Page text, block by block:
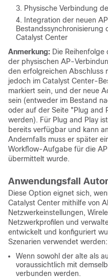
Physische Verbindung
Integration der neuen
Bestandssynchronisierung
Catalyst Center
Anmerkung: Die
der physischen AP-
den erfolgreichen Abschluss
jedoch im Catalyst Center-
markiert sein, und der neue
sein (entweder im Bestand
oder auf der Seite "Plug and
werden). Für Plug and Play
bereits verfügbar und kann
Andernfalls muss er später
Workflow-Aufgabe für die
übermittelt wurde.
Anwendungsfall
Diese Option eignet sich,
Catalyst Center mithilfe von
Netzwerkeinstellungen,
Netzwerkprofilen und
entwickelt und konfiguriert
Szenarien verwendet werden:
Wenn sowohl der alte als
voraussichtlich mit
verbunden werden.